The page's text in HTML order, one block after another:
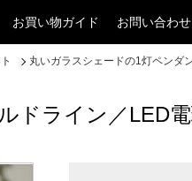
お買い物ガイド お問い合わせ
丸いガラスシェードの1灯ペンダ
ライン／LED電